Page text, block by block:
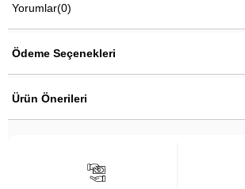
Yorumlar(0)
Ödeme Seçenekleri
Ürün Önerileri